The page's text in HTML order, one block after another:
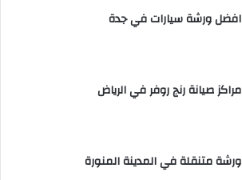
افضل ورشة سيارات في جدة
مراكز صيانة رنج روفر في الرياض
ورشة متنقلة في المدينة المنورة